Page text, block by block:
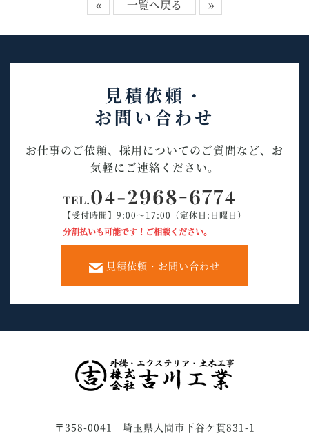
« 一覧へ戻る »
見積依頼・
お問い合わせ
お仕事のご依頼、採用についてのご質問など、お
気軽にご連絡ください。
【受付時間】9:00～17:00（定休日:日曜日）
分割払いも可能です！ご相談ください。
見積依頼・お問い合わせ
〒358-0041 埼玉県入間市下谷ケ貫831-1